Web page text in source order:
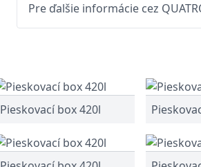
Pre ďalšie informácie cez
Pieskovací box 420l